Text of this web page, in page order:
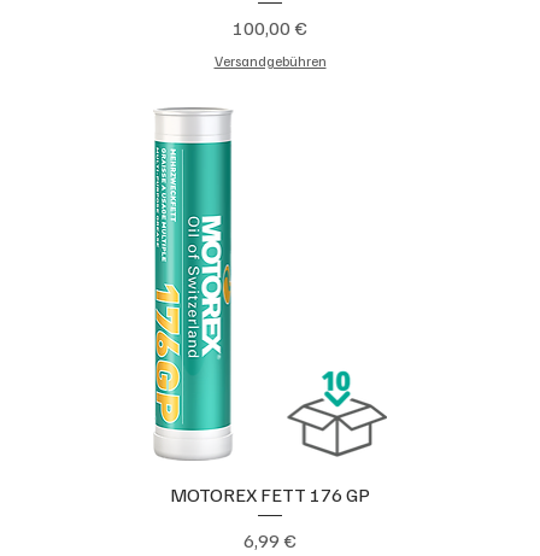
Preis
100,00 €
Versandgebühren
MOTOREX FETT 176 GP
Preis
6,99 €